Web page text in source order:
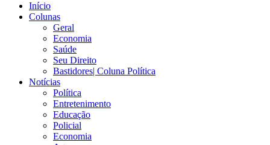
Início
Colunas
Geral
Economia
Saúde
Seu Direito
Bastidores| Coluna Política
Notícias
Política
Entretenimento
Educação
Policial
Economia